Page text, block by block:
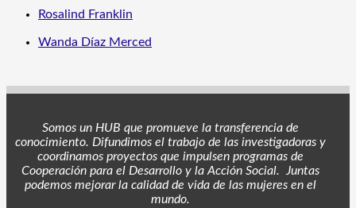
Rosalind Franklin
Wanda Díaz Merced
Somos un HUB que promueve la transferencia de
conocimiento. Difundimos el trabajo de las investigadoras y
coordinamos proyectos que impulsen programas de
Cooperación para el Desarrollo y la Acción Social. Juntas
podemos mejorar la calidad de vida de las mujeres en el
mundo.